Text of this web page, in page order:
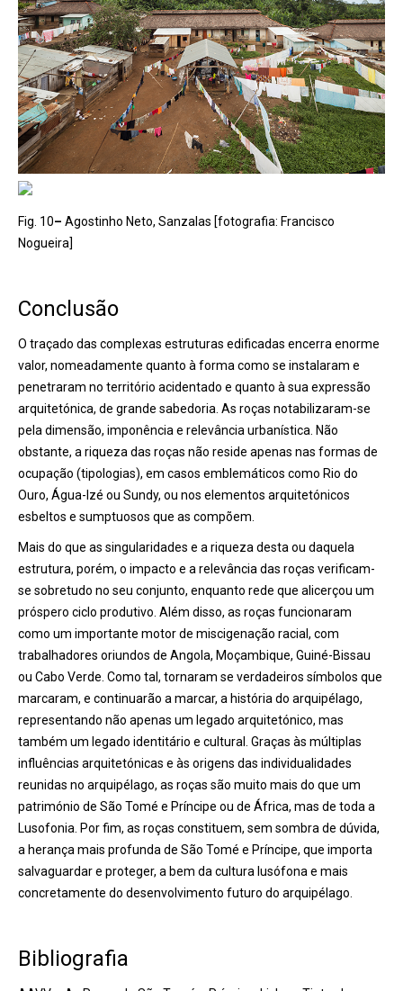
Fig. 10– Agostinho Neto, Sanzalas [fotografia: Francisco
Nogueira]
Conclusão
O traçado das complexas estruturas edificadas encerra enorme
valor, nomeadamente quanto à forma como se instalaram e
penetraram no território acidentado e quanto à sua expressão
arquitetónica, de grande sabedoria. As roças notabilizaram-se
pela dimensão, imponência e relevância urbanística. Não
obstante, a riqueza das roças não reside apenas nas formas de
ocupação (tipologias), em casos emblemáticos como Rio do
Ouro, Água-Izé ou Sundy, ou nos elementos arquitetónicos
esbeltos e sumptuosos que as compõem.
Mais do que as singularidades e a riqueza desta ou daquela
estrutura, porém, o impacto e a relevância das roças verificam-
se sobretudo no seu conjunto, enquanto rede que alicerçou um
próspero ciclo produtivo. Além disso, as roças funcionaram
como um importante motor de miscigenação racial, com
trabalhadores oriundos de Angola, Moçambique, Guiné-Bissau
ou Cabo Verde. Como tal, tornaram se verdadeiros símbolos que
marcaram, e continuarão a marcar, a história do arquipélago,
representando não apenas um legado arquitetónico, mas
também um legado identitário e cultural. Graças às múltiplas
influências arquitetónicas e às origens das individualidades
reunidas no arquipélago, as roças são muito mais do que um
património de São Tomé e Príncipe ou de África, mas de toda a
Lusofonia. Por fim, as roças constituem, sem sombra de dúvida,
a herança mais profunda de São Tomé e Príncipe, que importa
salvaguardar e proteger, a bem da cultura lusófona e mais
concretamente do desenvolvimento futuro do arquipélago.
Bibliografia